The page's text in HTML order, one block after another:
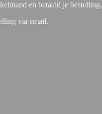
en betaald je bestelling.
via email.